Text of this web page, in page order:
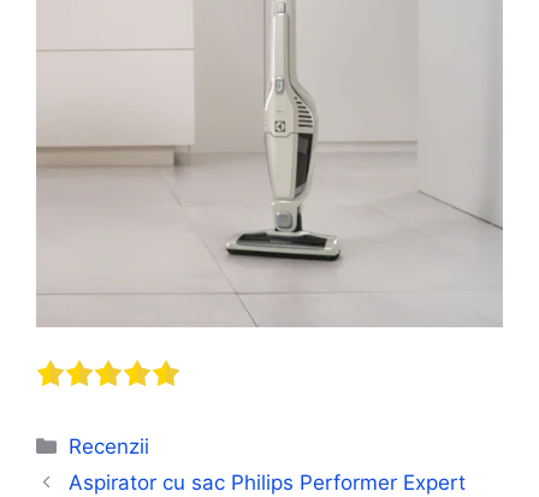
Categorii
Recenzii
Aspirator cu sac Philips Performer Expert